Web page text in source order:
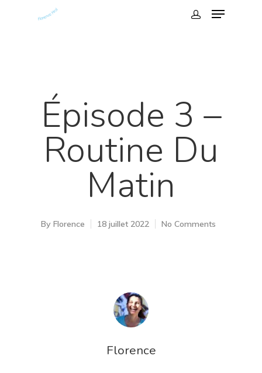
Hit enter to search or ESC to close
Épisode 3 –
Routine Du
Matin
By Florence 18 juillet 2022 No Comments
FlorenceA PROPOS